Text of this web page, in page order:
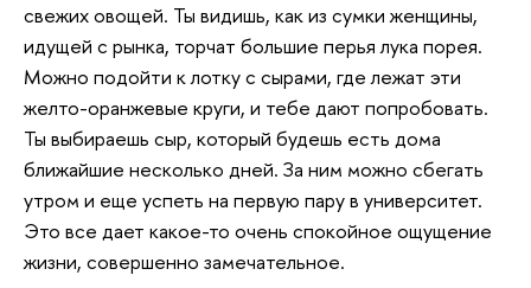
свежих овощей. Ты видишь, как из сумки женщины,
идущей с рынка, торчат большие перья лука порея.
Можно подойти к лотку с сырами, где лежат эти
желто-оранжевые круги, и тебе дают попробовать.
Ты выбираешь сыр, который будешь есть дома
ближайшие несколько дней. За ним можно сбегать
утром и еще успеть на первую пару в университет.
Это все дает какое-то очень спокойное ощущение
жизни, совершенно замечательное.